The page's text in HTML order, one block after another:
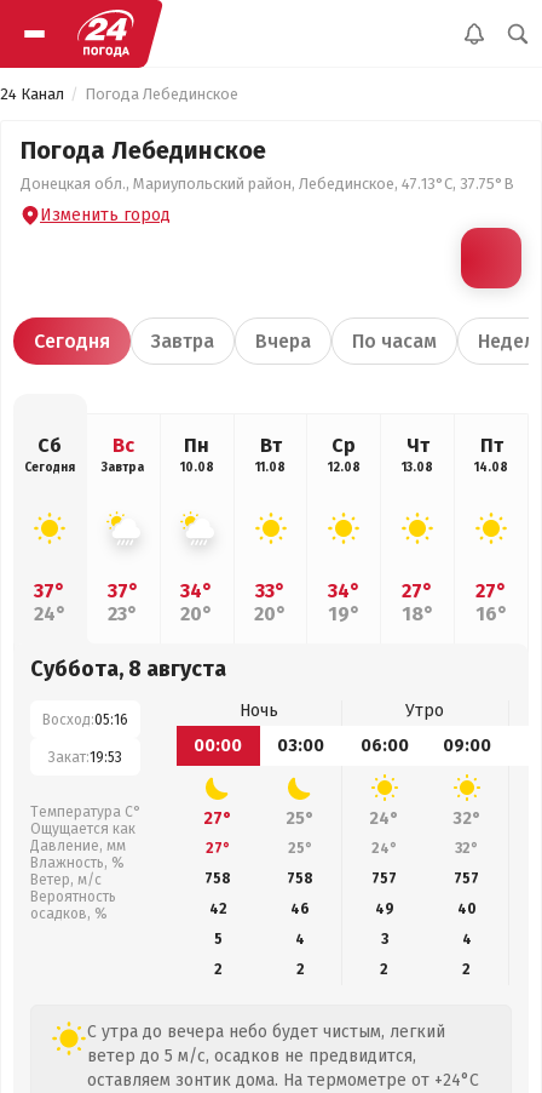
24 Канал Погода Лебединское
Погода Лебединское
Донецкая обл., Мариупольский район, Лебединское, 47.13°С, 37.75°В
Изменить город
Сегодня Завтра Вчера По часам
Сб
Сегодня
37°
24°
Вс
Завтра
37°
23°
Пн
10.08
34°
20°
Вт
11.08
33°
20°
Ср
12.08
34°
19°
Чт
13.08
27°
18°
Пт
14.08
27°
16°
Суббота, 8 августа
Восход:05:16
Закат:19:53
Температура С°
Ощущается как
Давление, мм
Влажность, %
Ветер, м/с
Вероятность
осадков, %
Ночь
Утро
00:00
03:00 06:00 09:00
27° 25° 24° 32°
27° 25° 24° 32°
758
758 757 757
42
46 49 40
5
4 3
4
2
2 2 2
С утра до вечера небо будет чистым, легкий
ветер до 5 м/с, осадков не предвидится,
оставляем зонтик дома. На термометре от +24°C